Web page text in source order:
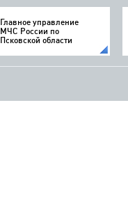
Главное управление
МЧС России по
Псковской области